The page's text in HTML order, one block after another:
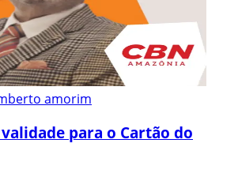
amorim
para o Cartão do